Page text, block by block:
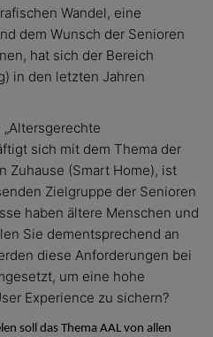
Wandel, eine
dem Wunsch der Senioren
hat sich der Bereich
in den letzten Jahren
sich mit dem Thema der
Zuhause (Smart Home), ist
Zielgruppe der Senioren
haben ältere Menschen und
Sie dementsprechend an
diese Anforderungen bei
um eine hohe
Experience zu sichern?
soll das Thema AAL von allen